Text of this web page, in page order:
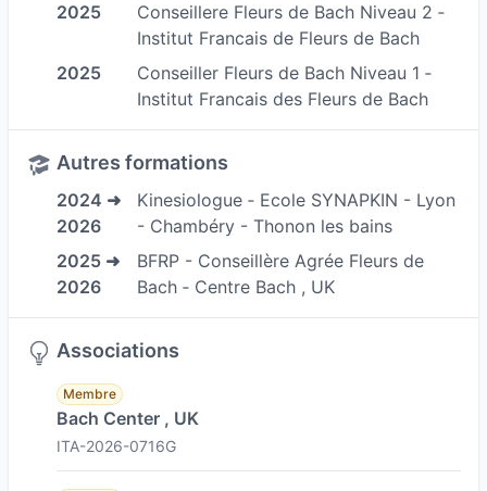
humain
en tant que consultante, puis avec l’évidence
Gestion du stress et de l’anxiété
stress chronique, l’anxiété, la surcharge
mentale et l’hypervigilance sont aujourd’hui très
présents dans nos vies. Ils peuvent se manifester
musculaires, des troubles digestifs, une fatigue
persistante ou une sensation de débordement
permanent. La kinésiologie permet de travailler
sur lessources profondes du stress
conscientes ou inconscientes.
2025
Conseillere Fleurs de Bach Niveau 2 ‐
Institut Francais de Fleurs de Bach
2025
Conseiller Fleurs de Bach Niveau 1 ‐
Institut Francais des Fleurs de Bach
Autres formations
2024 ➜
2026
Kinesiologue ‐ Ecole SYNAPKIN - Lyon
- Chambéry - Thonon les bains
2025 ➜
2026
BFRP - Conseillère Agrée Fleurs de
Bach ‐ Centre Bach , UK
Associations
Membre
Bach Center , UK
ITA-2026-0716G